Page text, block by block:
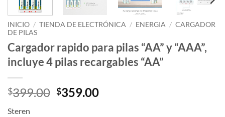
INICIO / TIENDA DE ELECTRÓNICA / ENERGIA / CARGADOR
DE PILAS
Cargador rapido para pilas “AA” y “AAA”,
incluye 4 pilas recargables “AA”
$399.00 Original
$359.00Current
Steren